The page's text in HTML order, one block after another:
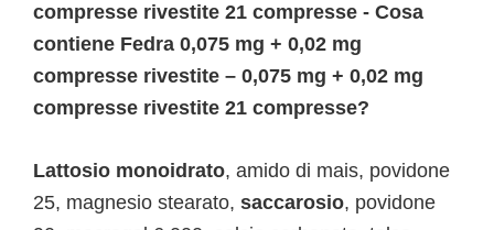
compresse rivestite 21 compresse - Cosa
contiene Fedra 0,075 mg + 0,02 mg
compresse rivestite – 0,075 mg + 0,02 mg
compresse rivestite 21 compresse?
Lattosio monoidrato, amido di mais, povidone
25, magnesio stearato, saccarosio, povidone